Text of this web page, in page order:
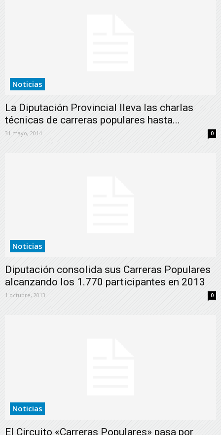
Noticias
La Diputación Provincial lleva las charlas
técnicas de carreras populares hasta...
31 mayo, 2014 0
Noticias
Diputación consolida sus Carreras Populares
alcanzando los 1.770 participantes en 2013
1 octubre, 2013 0
Noticias
El Circuito «Carreras Populares» pasa por